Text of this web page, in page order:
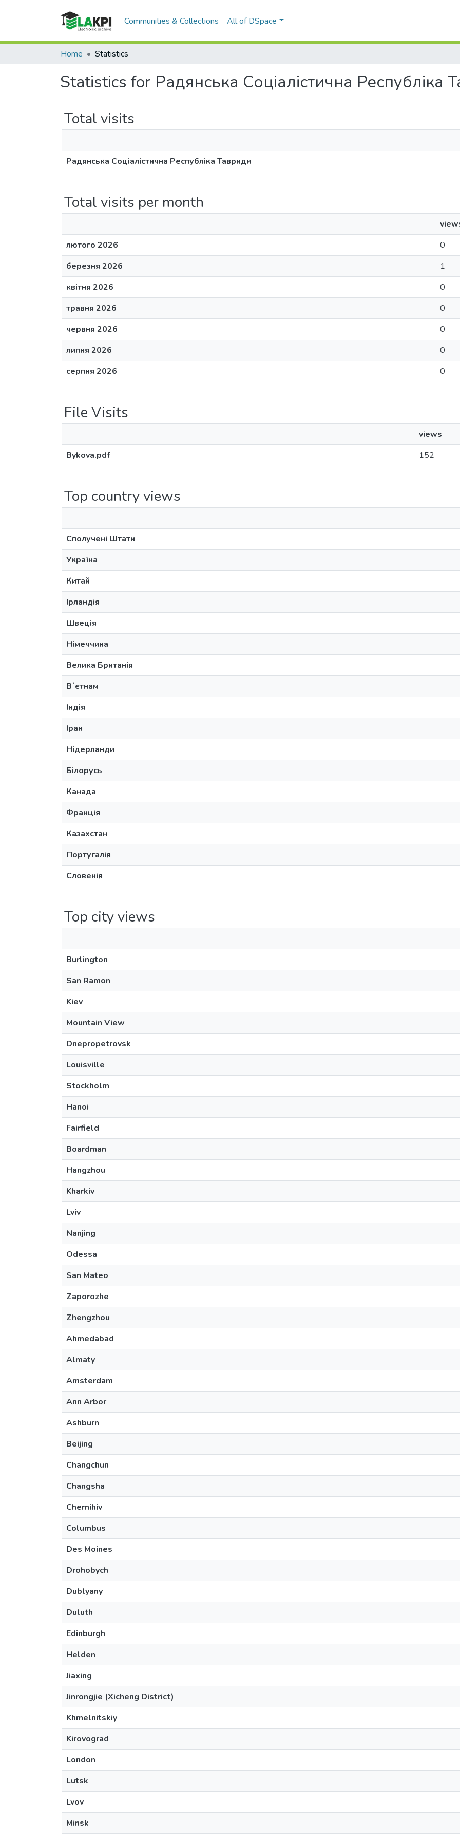
Communities & Collections All of DSpace
Home Statistics
Statistics for Радянська Соціалістична Республіка
Total visits
Радянська Соціалістична Республіка Тавриди
Total visits per month
лютого 2026
0
березня 2026
1
квітня 2026
0
травня 2026
0
червня 2026
0
липня 2026
0
серпня 2026
0
File Visits
views
Bykova.pdf
152
Top country views
Сполучені Штати
Україна
Китай
Ірландія
Швеція
Німеччина
Велика Британія
Вʼєтнам
Індія
Іран
Нідерланди
Білорусь
Канада
Франція
Казахстан
Португалія
Словенія
Top city views
Burlington
San Ramon
Kiev
Mountain View
Dnepropetrovsk
Louisville
Stockholm
Hanoi
Fairfield
Boardman
Hangzhou
Kharkiv
Lviv
Nanjing
Odessa
San Mateo
Zaporozhe
Zhengzhou
Ahmedabad
Almaty
Amsterdam
Ann Arbor
Ashburn
Beijing
Changchun
Changsha
Chernihiv
Columbus
Des Moines
Drohobych
Dublyany
Duluth
Edinburgh
Helden
Jiaxing
Jinrongjie (Xicheng District)
Khmelnitskiy
Kirovograd
London
Lutsk
Lvov
Minsk